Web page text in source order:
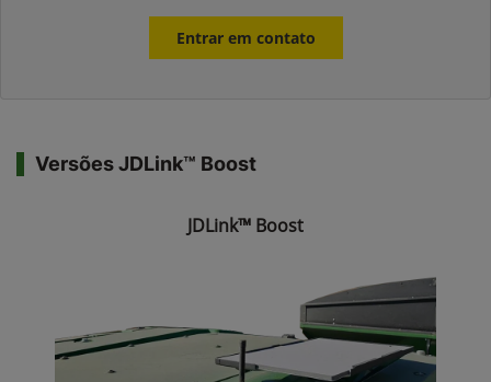
Entrar em contato
Versões JDLink™ Boost
JDLink™ Boost